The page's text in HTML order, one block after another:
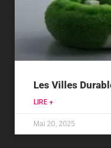
Les Villes
LIRE +
Mai 20, 2025